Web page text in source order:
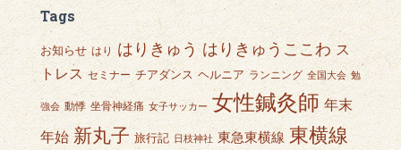
Tags
お知らせ はり はりきゅう はりきゅうここわ ス
トレス セミナー チアダンス ヘルニア ランニング 全国大会 勉
強会 動悸 坐骨神経痛 女子サッカー 女性鍼灸師 年末
年始 新丸子 旅行記 日枝神社 東急東横線 東横線